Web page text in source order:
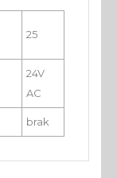
25
24V
AC
brak